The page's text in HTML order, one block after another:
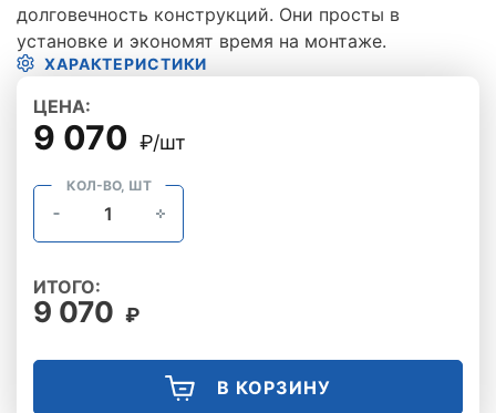
долговечность конструкций. Они просты в
установке и экономят время на монтаже.
ХАРАКТЕРИСТИКИ
ЦЕНА:
9 070 ₽/шт
КОЛ-ВО, ШТ
ИТОГО:
9 070 ₽
В КОРЗИНУ